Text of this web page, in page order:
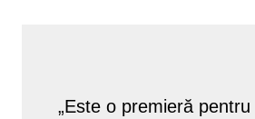
„Este o premieră